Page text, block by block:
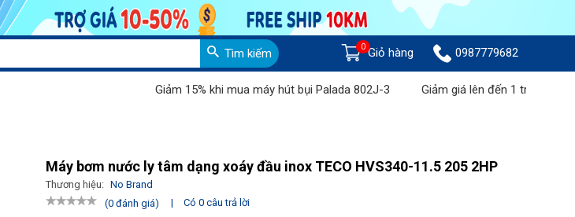
Tìm kiếm 0 Giỏ hàng 0987779682
Giảm 15% khi mua máy hút bụi Palada 802J-3 Giảm giá lên đến 1 triệu đồng
Máy bơm nước ly tâm dạng xoáy đầu inox TECO HVS340-11.5 205 2HP
Thương hiệu: No Brand
(0 đánh giá)
|
Có 0 câu trả lời